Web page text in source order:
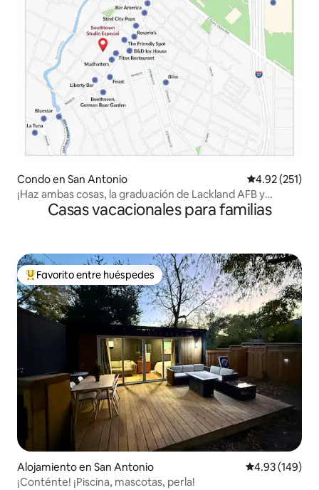
Condo en San Antonio Calificación
4.92 (251)
¡Haz ambas cosas, la graduación de Lackland AFB y
Riverwalk!Casas vacacionales para familias
Favorito entre huéspedes preferido
Favorito entre huéspedes
Alojamiento en San Antonio Calificación
4.93 (149)
¡Conténte! ¡Piscina, mascotas, perla!